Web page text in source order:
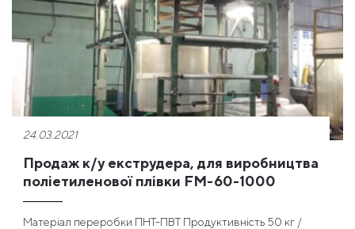
24.03.2021
Продаж к/у екструдера, для виробництва
поліетиленової плівки FM-60-1000
Матеріал переробки ПНТ-ПВТ Продуктивність 50 кг /